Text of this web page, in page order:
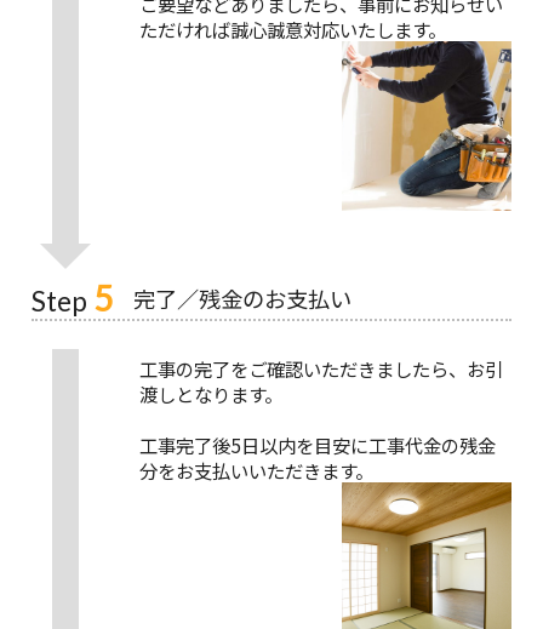
ただければ誠心誠意対応いたします。
Step 5 完了／残金のお支払い
工事の完了をご確認いただきましたら、お引
渡しとなります。
工事完了後5日以内を目安に工事代金の残金
分をお支払いいただきます。